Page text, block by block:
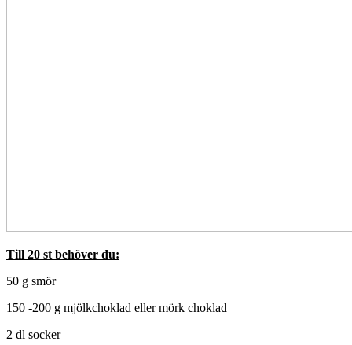
Till 20 st behöver du:
50 g smör
150 -200 g mjölkchoklad eller mörk choklad
2 dl socker